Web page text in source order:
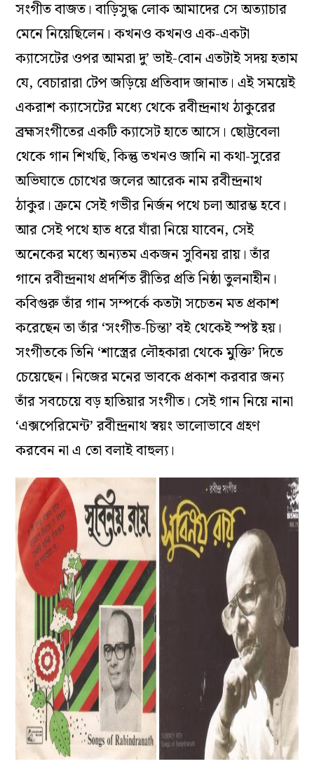
সংগীত বাজত। বাড়িসুদ্ধ লোক আমাদের সে অত্যাচার
মেনে নিয়েছিলেন। কখনও কখনও এক-একটা
ক্যাসেটের ওপর আমরা দু’ ভাই-বোন এতটাই সদয় হতাম
যে, বেচারারা টেপ জড়িয়ে প্রতিবাদ জানাত। এই সময়েই
একরাশ ক্যাসেটের মধ্যে থেকে রবীন্দ্রনাথ ঠাকুরের
ব্রহ্মসংগীতের একটি ক্যাসেট হাতে আসে। ছোট্টবেলা
থেকে গান শিখছি, কিন্তু তখনও জানি না কথা-সুরের
অভিঘাতে চোখের জলের আরেক নাম রবীন্দ্রনাথ
ঠাকুর। ক্রমে সেই গভীর নির্জন পথে চলা আরম্ভ হবে।
আর সেই পথে হাত ধরে যাঁরা নিয়ে যাবেন, সেই
অনেকের মধ্যে অন্যতম একজন সুবিনয় রায়। তাঁর
গানে রবীন্দ্রনাথ প্রদর্শিত রীতির প্রতি নিষ্ঠা তুলনাহীন।
কবিগুরু তাঁর গান সম্পর্কে কতটা সচেতন মত প্রকাশ
করেছেন তা তাঁর ‘সংগীত-চিন্তা’ বই থেকেই স্পষ্ট হয়।
সংগীতকে তিনি ‘শাস্ত্রের লৌহকারা থেকে মুক্তি’ দিতে
চেয়েছেন। নিজের মনের ভাবকে প্রকাশ করবার জন্য
তাঁর সবচেয়ে বড় হাতিয়ার সংগীত। সেই গান নিয়ে নানা
‘এক্সপেরিমেন্ট’ রবীন্দ্রনাথ স্বয়ং ভালোভাবে গ্রহণ
করবেন না এ তো বলাই বাহুল্য।